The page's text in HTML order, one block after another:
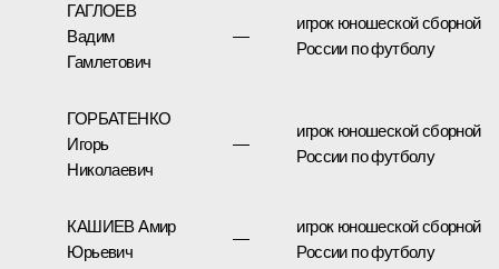
ГАГЛОЕВ
Вадим
Гамлетович
—
игрок юношеской сборной
России по футболу
ГОРБАТЕНКО
Игорь
Николаевич
—
игрок юношеской сборной
России по футболу
КАШИЕВ Амир
Юрьевич
—
игрок юношеской сборной
России по футболу